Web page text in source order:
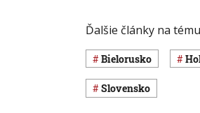
Ďalšie články na
Bielorusko
Slovensko